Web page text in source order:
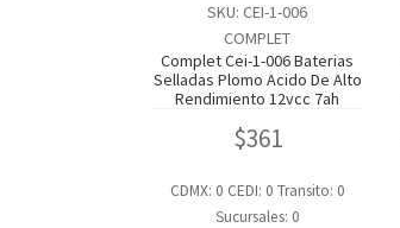
SKU: CEI-1-006
COMPLET
Complet Cei-1-006 Baterias
Selladas Plomo Acido De Alto
Rendimiento 12vcc 7ah
$361
CDMX: 0 CEDI: 0 Transito: 0
Sucursales: 0